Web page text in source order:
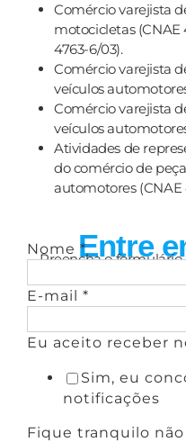
Comércio varejista
motocicletas (CNAE
4763-6/03).
Comércio varejista
veículos
Comércio varejista
veículos
Atividades de
do comércio de
automotores (CNAE
Entre
Preencha o
Nome *
E-mail *
Eu aceito receber
Sim, eu
notificações
Fique tranquilo